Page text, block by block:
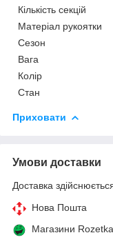
Кількість секцій
Матеріал рукоятки
Сезон
Вага
Колір
Стан
Приховати
Умови доставки
Доставка
Нова Пошта
Магазини Rozetka